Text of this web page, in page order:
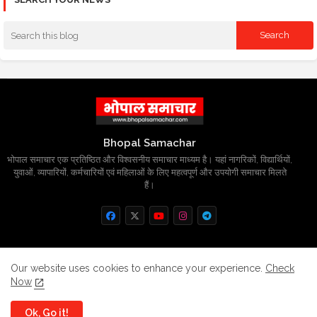
Bhopal Samachar
भोपाल समाचार एक प्रतिष्ठित और विश्वसनीय समाचार माध्यम है। यहां नागरिकों, विद्यार्थियों,
युवाओं, व्यापारियों, कर्मचारियों एवं महिलाओं के लिए महत्वपूर्ण और उपयोगी समाचार मिलते
हैं।
Home About Contact us
Privacy Policy
Our website uses cookies to enhance your experience. Check
Now
Ok, Go it!